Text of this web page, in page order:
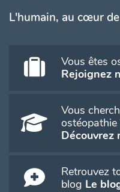
L'humain, au cœur
Vous êtes
Rejoignez
Vous
ostéopathie
Découvrez
Retrouvez
blog Le